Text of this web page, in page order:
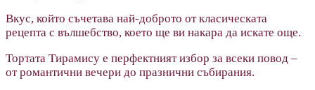
Вкус, който съчетава най-доброто от класическата
рецепта с вълшебство, което ще ви накара да искате още.
Тортата Тирамису е перфектният избор за всеки повод –
от романтични вечери до празнични събирания.